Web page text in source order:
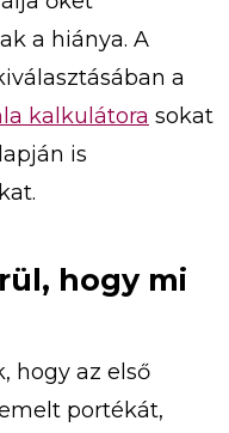
a hiánya. A
a
kalkulátora sokat
is
hogy mi
hogy az első
portékát,